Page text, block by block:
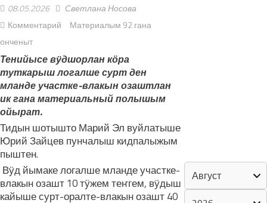
08.05.2026
Светлана Носова
Комментарий
Материалым 92 гана
онченыт
Тенийысе вӱдшорлан кӧра
туткарыш логалше сурт ден
мланде участке-влакын озаштлан
ик гана материальный полышым
ойырат.
Тидын шотышто Марий Эл вуйлатыше
Юрий Зайцев пунчалыш кидпалыжым
пыштен.
Вӱд йымаке логалше мланде участке-
влакын озашт 10 тӱжем теҥгем, вӱдыш
кайыше сурт-оралте-влакын озашт 40